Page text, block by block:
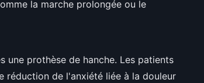
la marche prolongée ou le
une prothèse de hanche. Les patients
réduction de l'anxiété liée à la douleur